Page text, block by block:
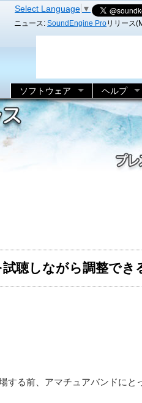
Select Language ▼
ニュース: SoundEngine Proリリース
ソフトウェア ヘルプ
聴しながら調整でき
する前、アマチュアバンドにと